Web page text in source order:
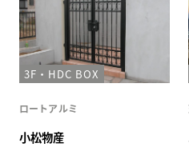
ロートアルミ
小松物産
3F・HDC BOX